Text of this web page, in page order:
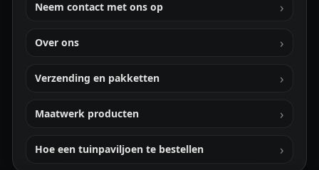
Neem contact met ons op
Over ons
Verzending en pakketten
Maatwerk producten
Hoe een tuinpaviljoen te bestellen